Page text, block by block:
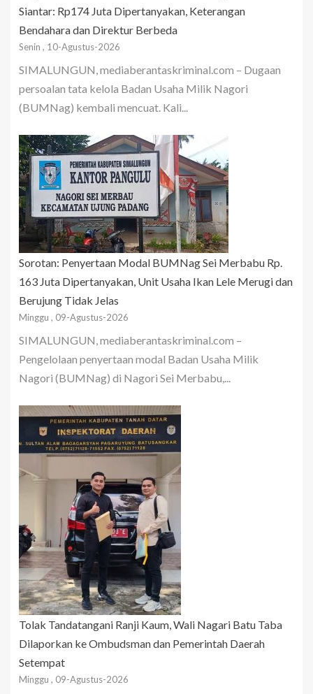
Siantar: Rp174 Juta Dipertanyakan, Keterangan
Bendahara dan Direktur Berbeda
Senin , 10-Agustus-2026
SIMALUNGUN, mediaberantaskriminal.com – Dugaan
persoalan tata kelola Badan Usaha Milik Nagori
(BUMNag) kembali mencuat. Kali...
Sorotan: Penyertaan Modal BUMNag Sei Merbabu Rp.
163 Juta Dipertanyakan, Unit Usaha Ikan Lele Merugi dan
Berujung Tidak Jelas
Minggu , 09-Agustus-2026
SIMALUNGUN, mediaberantaskriminal.com –
Pengelolaan penyertaan modal Badan Usaha Milik
Nagori (BUMNag) di Nagori Sei Merbabu,...
Tolak Tandatangani Ranji Kaum, Wali Nagari Batu Taba
Dilaporkan ke Ombudsman dan Pemerintah Daerah
Setempat
Minggu , 09-Agustus-2026